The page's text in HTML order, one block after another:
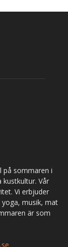
på sommaren i
kustkultur. Vår
Vi erbjuder
musik, mat
är som